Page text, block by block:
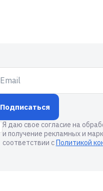
Подписаться
Я даю свое согласие на
и получение рекламных и
соответствии сПолитикой